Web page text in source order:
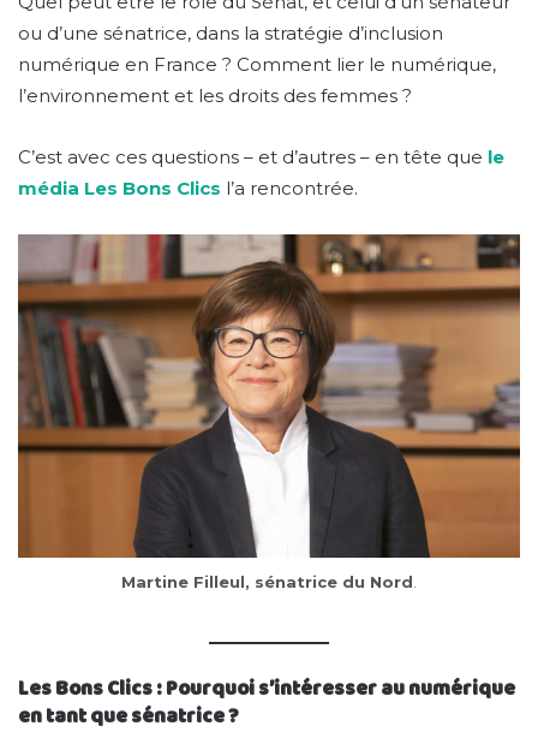
ou d’une sénatrice, dans la stratégie d’inclusion
numérique en France ? Comment lier le numérique,
l’environnement et les droits des femmes ?
C’est avec ces questions – et d’autres – en tête que le
média Les Bons Clics l’a rencontrée.
Martine Filleul, sénatrice du Nord
Les Bons Clics : Pourquoi s’intéresser au numérique
en tant que sénatrice ?